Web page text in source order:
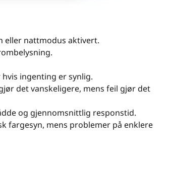
eller nattmodus aktivert.
ingenting er synlig.
det vanskeligere, mens feil gjør det
og gjennomsnittlig responstid.
fargesyn, mens problemer på enklere